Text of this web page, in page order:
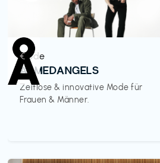
Mode
ARMEDANGELS
Zeitlose & innovative Mode für
Frauen & Männer.
€‎